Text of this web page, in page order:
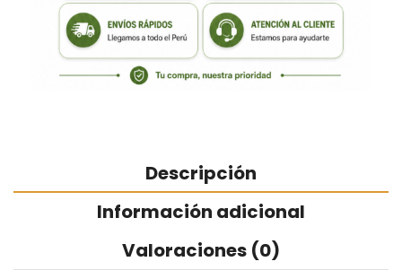
Descripción
Información adicional
Valoraciones (0)